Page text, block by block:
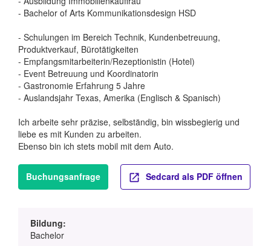
- Bachelor of Arts Kommunikationsdesign HSD
- Schulungen im Bereich Technik, Kundenbetreuung,
Produktverkauf, Bürotätigkeiten
- Empfangsmitarbeiterin/Rezeptionistin (Hotel)
- Event Betreuung und Koordinatorin
- Gastronomie Erfahrung 5 Jahre
- Auslandsjahr Texas, Amerika (Englisch & Spanisch)
Ich arbeite sehr präzise, selbständig, bin wissbegierig und
liebe es mit Kunden zu arbeiten.
Ebenso bin ich stets mobil mit dem Auto.
Buchungsanfrage Sedcard als PDF öffnen
Bildung:
Bachelor